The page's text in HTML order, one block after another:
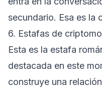
secundario. Esa es la
6. Estafas de
Esta es la estafa
destacada en este
construye una